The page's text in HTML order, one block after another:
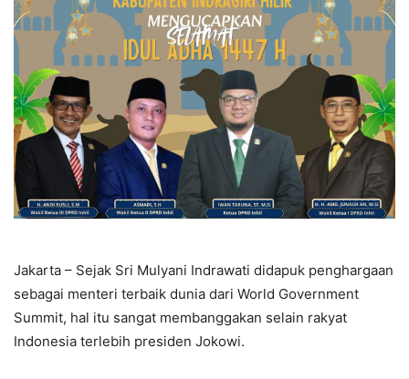
Jakarta – Sejak Sri Mulyani Indrawati didapuk penghargaan
sebagai menteri terbaik dunia dari World Government
Summit, hal itu sangat membanggakan selain rakyat
Indonesia terlebih presiden Jokowi.